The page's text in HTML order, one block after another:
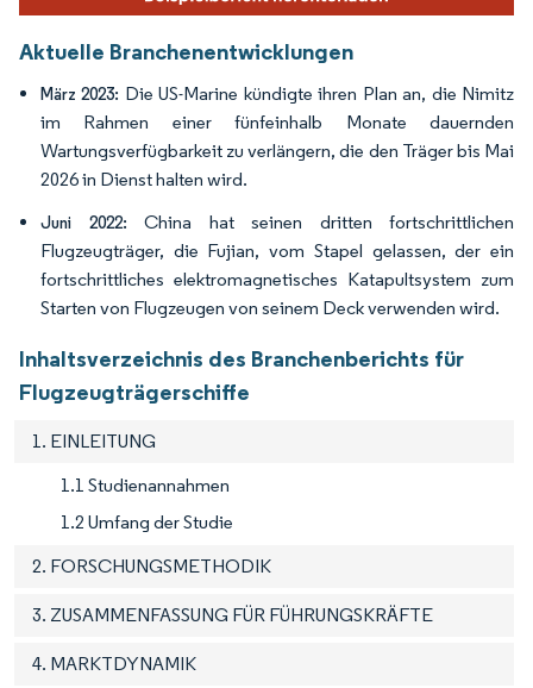
Aktuelle Branchenentwicklungen
März 2023: Die US-Marine kündigte ihren Plan an, die Nimitz
im Rahmen einer fünfeinhalb Monate dauernden
Wartungsverfügbarkeit zu verlängern, die den Träger bis Mai
2026 in Dienst halten wird.
Juni 2022: China hat seinen dritten fortschrittlichen
Flugzeugträger, die Fujian, vom Stapel gelassen, der ein
fortschrittliches elektromagnetisches Katapultsystem zum
Starten von Flugzeugen von seinem Deck verwenden wird.
Inhaltsverzeichnis des Branchenberichts für
Flugzeugträgerschiffe
1. EINLEITUNG
1.1 Studienannahmen
1.2 Umfang der Studie
2. FORSCHUNGSMETHODIK
3. ZUSAMMENFASSUNG FÜR FÜHRUNGSKRÄFTE
4. MARKTDYNAMIK